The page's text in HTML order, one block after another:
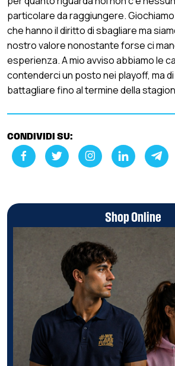
particolare da raggiungere.
che hanno il diritto di sbagliare ma
nostro valore nonostante forse ci
esperienza. A mio avviso abbiamo le
contenderci un posto nei playoff, ma
battagliare fino al termine della
CONDIVIDI SU:
Shop Online